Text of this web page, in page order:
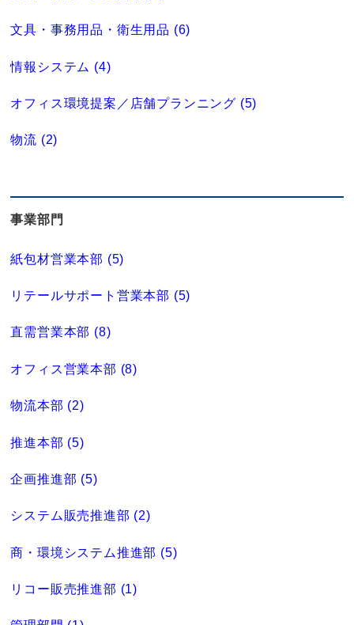
文具・事務用品・衛生用品 (6)
情報システム (4)
オフィス環境提案／店舗プランニング (5)
物流 (2)
事業部門
紙包材営業本部 (5)
リテールサポート営業本部 (5)
直需営業本部 (8)
オフィス営業本部 (8)
物流本部 (2)
推進本部 (5)
企画推進部 (5)
システム販売推進部 (2)
商・環境システム推進部 (5)
リコー販売推進部 (1)